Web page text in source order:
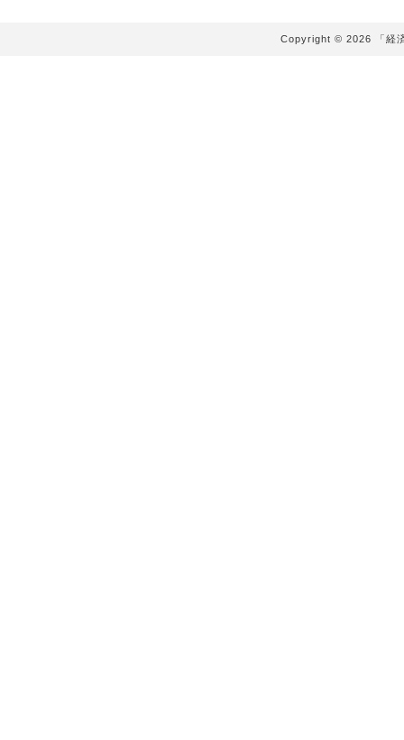
Copyright © 2026 「経